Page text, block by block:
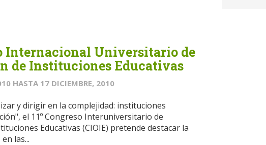
Internacional Universitario de
de Instituciones Educativas
HASTA 17 DICIEMBRE, 2010
y dirigir en la complejidad: instituciones
el 11º Congreso Interuniversitario de
Educativas (CIOIE) pretende destacar la
las...